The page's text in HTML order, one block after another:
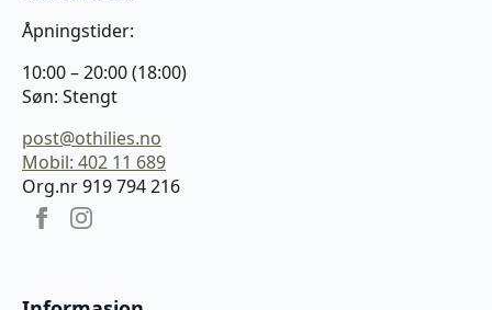
Åpningstider:
10:00 – 20:00 (18:00)
Søn: Stengt
post@othilies.no
Mobil: 402 11 689
Org.nr 919 794 216